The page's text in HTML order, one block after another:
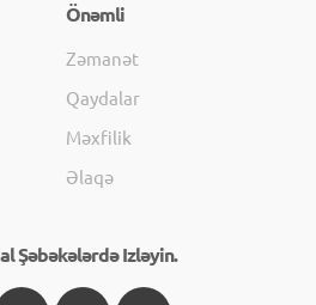
Önəmli
Zəmanət
Qaydalar
Məxfilik
Əlaqə
Şəbəkələrdə Izləyin.